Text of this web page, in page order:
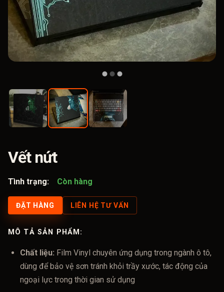
Vết nứt
Tình trạng: Còn hàng
ĐẶT HÀNG LIÊN HỆ TƯ VẤN
MÔ TẢ SẢN PHẨM:
Chất liệu: Film Vinyl chuyên ứng dụng trong ngành ô tô,
dùng để bảo vệ sơn tránh khỏi trầy xước, tác động của
ngoại lực trong thời gian sử dụng